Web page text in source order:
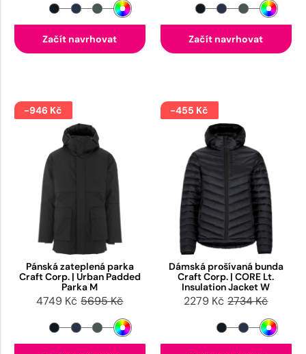
Začít navrhovat Začít navrhovat
-946 Kč
Pánská zateplená parka
Craft Corp. | Urban Padded
Parka M
4749 Kč 5695 Kč
-455 Kč
Dámská prošívaná bunda
Craft Corp. | CORE Lt.
Insulation Jacket W
2279 Kč 2734 Kč